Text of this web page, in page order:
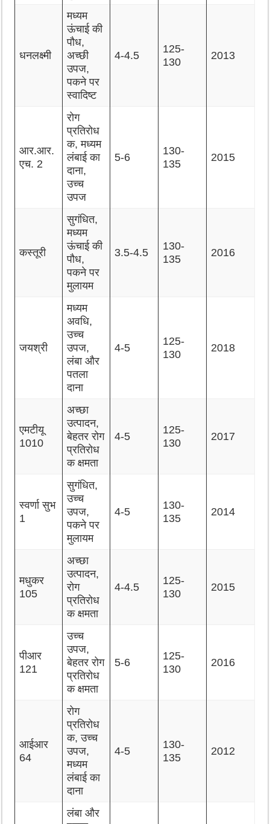
धनलक्ष्मी
मध्यम
ऊंचाई की
पौध,
अच्छी
उपज,
पकने पर
स्वादिष्ट
4-4.5
125-
130
2013
आर.आर.
एच. 2
रोग
प्रतिरोध
क, मध्यम
लंबाई का
दाना,
उच्च
उपज
5-6
130-
135
2015
कस्तूरी
सुगंधित,
मध्यम
ऊंचाई की
पौध,
पकने पर
मुलायम
3.5-4.5
130-
135
2016
जयश्री
मध्यम
अवधि,
उच्च
उपज,
लंबा और
पतला
दाना
4-5
125-
130
2018
एमटीयू
1010
अच्छा
उत्पादन,
बेहतर रोग
प्रतिरोध
क क्षमता
4-5
125-
130
2017
स्वर्णा सुभ
1
सुगंधित,
उच्च
उपज,
पकने पर
मुलायम
4-5
130-
135
2014
मधुकर
105
अच्छा
उत्पादन,
रोग
प्रतिरोध
क क्षमता
4-4.5
125-
130
2015
पीआर
121
उच्च
उपज,
बेहतर रोग
प्रतिरोध
क क्षमता
5-6
125-
130
2016
आईआर
64
रोग
प्रतिरोध
क, उच्च
उपज,
मध्यम
लंबाई का
दाना
4-5
130-
135
2012
लंबा और